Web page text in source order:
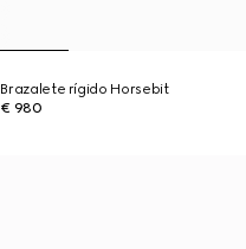
Brazalete rígido Horsebit
€ 980